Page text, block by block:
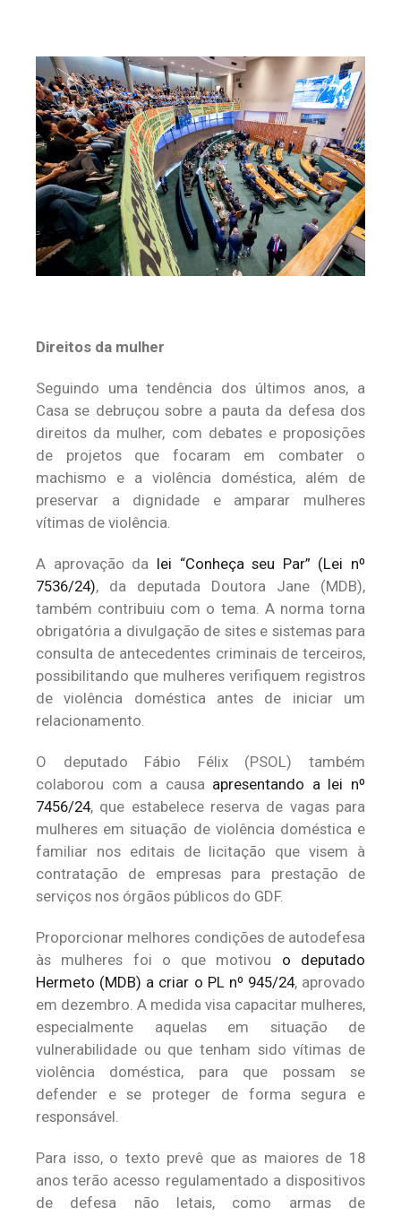
Direitos da mulher
Seguindo uma tendência dos últimos anos, a
Casa se debruçou sobre a pauta da defesa dos
direitos da mulher, com debates e proposições
de projetos que focaram em combater o
machismo e a violência doméstica, além de
preservar a dignidade e amparar mulheres
vítimas de violência.
A aprovação da lei “Conheça seu Par” (Lei nº
7536/24), da deputada Doutora Jane (MDB),
também contribuiu com o tema. A norma torna
obrigatória a divulgação de sites e sistemas para
consulta de antecedentes criminais de terceiros,
possibilitando que mulheres verifiquem registros
de violência doméstica antes de iniciar um
relacionamento.
O deputado Fábio Félix (PSOL) também
colaborou com a causa apresentando a lei nº
7456/24, que estabelece reserva de vagas para
mulheres em situação de violência doméstica e
familiar nos editais de licitação que visem à
contratação de empresas para prestação de
serviços nos órgãos públicos do GDF.
Proporcionar melhores condições de autodefesa
às mulheres foi o que motivou o deputado
Hermeto (MDB) a criar o PL nº 945/24, aprovado
em dezembro. A medida visa capacitar mulheres,
especialmente aquelas em situação de
vulnerabilidade ou que tenham sido vítimas de
violência doméstica, para que possam se
defender e se proteger de forma segura e
responsável.
Para isso, o texto prevê que as maiores de 18
anos terão acesso regulamentado a dispositivos
de defesa não letais, como armas de